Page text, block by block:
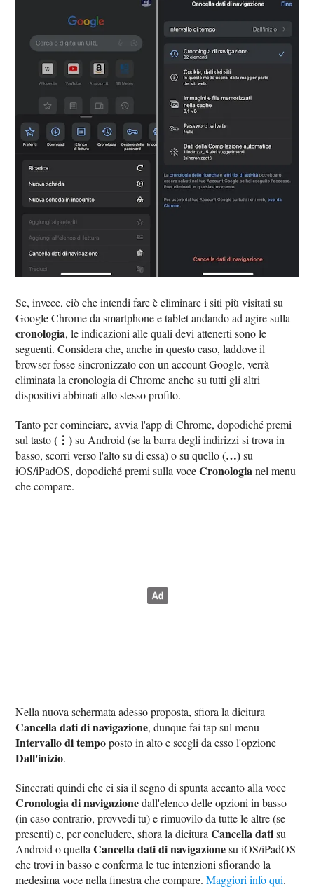
Se, invece, ciò che intendi fare è eliminare i siti più visitati su
Google Chrome da smartphone e tablet andando ad agire sulla
cronologia, le indicazioni alle quali devi attenerti sono le
seguenti. Considera che, anche in questo caso, laddove il
browser fosse sincronizzato con un account Google, verrà
eliminata la cronologia di Chrome anche su tutti gli altri
dispositivi abbinati allo stesso profilo.
Tanto per cominciare, avvia l'app di Chrome, dopodiché premi
sul tasto(⋮)su Android (se la barra degli indirizzi si trova in
basso, scorri verso l'alto su di essa) o su quello(…)su
iOS/iPadOS, dopodiché premi sulla voceCronologianel menu
che compare.
Nella nuova schermata adesso proposta, sfiora la dicitura
Cancella dati di navigazione, dunque fai tap sul menu
Intervallo di tempoposto in alto e scegli da esso l'opzione
Dall'inizio.
Sincerati quindi che ci sia il segno di spunta accanto alla voce
Cronologia di navigazionedall'elenco delle opzioni in basso
(in caso contrario, provvedi tu) e rimuovilo da tutte le altre (se
presenti) e, per concludere, sfiora la dicituraCancella datisu
Android o quellaCancella dati di navigazionesu iOS/iPadOS
che trovi in basso e conferma le tue intenzioni sfiorando la
medesima voce nella finestra che compare.Maggiori info qui.